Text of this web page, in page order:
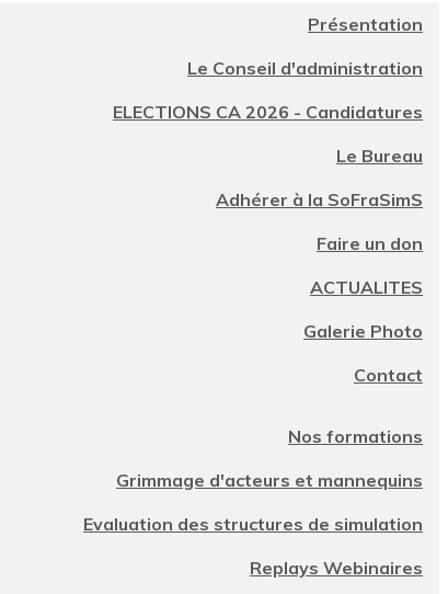
Présentation
Le Conseil d'administration
ELECTIONS CA 2026 - Candidatures
Le Bureau
Adhérer à la SoFraSimS
Faire un don
ACTUALITES
Galerie Photo
Contact
Nos formations
Grimmage d'acteurs et mannequins
Evaluation des structures de simulation
Replays Webinaires